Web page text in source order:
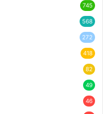
745
568
272
418
82
49
46